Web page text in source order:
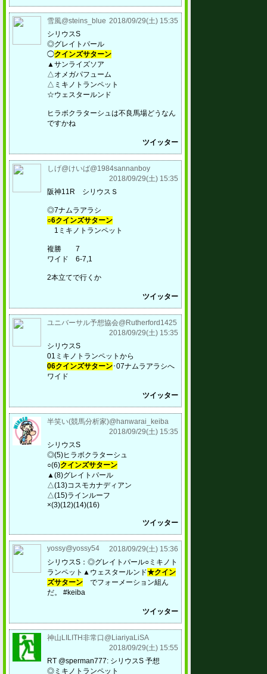
雪風@steins_blue 2018/09/29(土) 15:35
シリウスS
◎グレイトパール
◯クインズサターン
▲サンライズソア
△オメガパフューム
△ミキノトランペット
☆ウェスタールンド
ヒラボクラターシュは不良馬場どうなん
ですかね
ツイッター
しげ@けいば@1984sannanboy
2018/09/29(土) 15:35
阪神11R シリウスＳ
◎7ナムラアラシ
○6クインズサターン
1ミキノトランペット
複勝 7
ワイド 6-7,1
2本立てで行くか
ツイッター
ユニバーサル予想協会@Rutherford1425
2018/09/29(土) 15:35
シリウスS
01ミキノトランペットから
06クインズサターン･07ナムラアラシへ
ワイド
ツイッター
半笑い(競馬分析家)@hanwarai_keiba
2018/09/29(土) 15:35
シリウスS
◎(5)ヒラボクラターシュ
○(6)クインズサターン
▲(8)グレイトパール
△(13)コスモカナディアン
△(15)ラインルーフ
×(3)(12)(14)(16)
ツイッター
yossy@yossy54
2018/09/29(土) 15:36
シリウスS：◎グレイトパール○ミキノト
ランペット▲ウェスタールンド★クイン
ズサターン でフォーメーション組ん
だ。 #keiba
ツイッター
神山LILITH非常口@LiariyaLiSA
2018/09/29(土) 15:55
RT @sperman777: シリウスS 予想
◎ミキノトランペット